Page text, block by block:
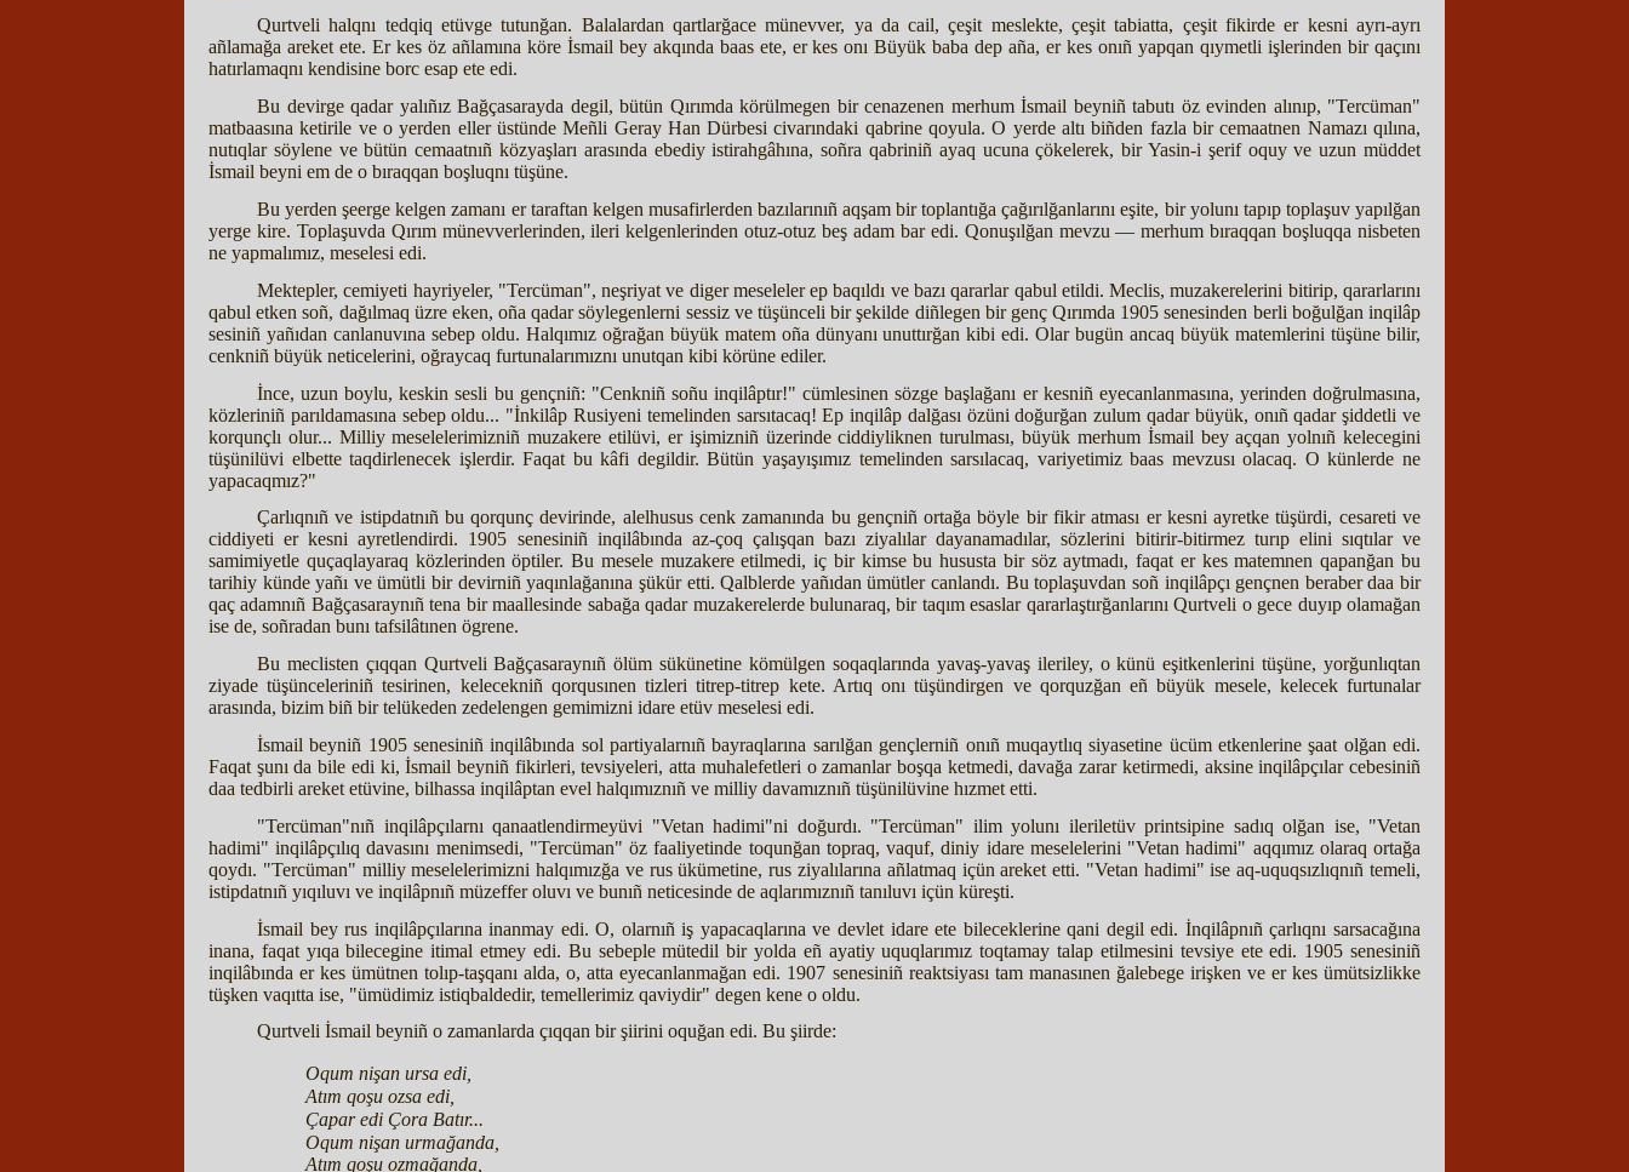
Qurtveli halqnı tedqiq etüvge tutunğan. Balalardan qartlarğace münevver, ya da cail, çeşit meslekte, çeşit tabiatta, çeşit fikirde er kesni ayrı-ayrı
añlamağa areket ete. Er kes öz añlamına köre İsmail bey akqında baas ete, er kes onı Büyük baba dep aña, er kes onıñ yapqan qıymetli işlerinden bir qaçını
hatırlamaqnı kendisine borc esap ete edi.
Bu devirge qadar yalıñız Bağçasarayda degil, bütün Qırımda körülmegen bir cenazenen merhum İsmail beyniñ tabutı öz evinden alınıp, "Tercüman"
matbaasına ketirile ve o yerden eller üstünde Meñli Geray Han Dürbesi civarındaki qabrine qoyula. O yerde altı biñden fazla bir cemaatnen Namazı qılına,
nutıqlar söylene ve bütün cemaatnıñ közyaşları arasında ebediy istirahgâhına, soñra qabriniñ ayaq ucuna çökelerek, bir Yasin-i şerif oquy ve uzun müddet
İsmail beyni em de o bıraqqan boşluqnı tüşüne.
Bu yerden şeerge kelgen zamanı er taraftan kelgen musafirlerden bazılarınıñ aqşam bir toplantığa çağırılğanlarını eşite, bir yolunı tapıp toplaşuv yapılğan
yerge kire. Toplaşuvda Qırım münevverlerinden, ileri kelgenlerinden otuz-otuz beş adam bar edi. Qonuşılğan mevzu — merhum bıraqqan boşluqqa nisbeten
ne yapmalımız, meselesi edi.
Mektepler, cemiyeti hayriyeler, "Tercüman", neşriyat ve diger meseleler ep baqıldı ve bazı qararlar qabul etildi. Meclis, muzakerelerini bitirip, qararlarını
qabul etken soñ, dağılmaq üzre eken, oña qadar söylegenlerni sessiz ve tüşünceli bir şekilde diñlegen bir genç Qırımda 1905 senesinden berli boğulğan inqilâp
sesiniñ yañıdan canlanuvına sebep oldu. Halqımız oğrağan büyük matem oña dünyanı unuttırğan kibi edi. Olar bugün ancaq büyük matemlerini tüşüne bilir,
cenkniñ büyük neticelerini, oğraycaq furtunalarımıznı unutqan kibi körüne ediler.
İnce, uzun boylu, keskin sesli bu gençniñ: "Cenkniñ soñu inqilâptır!" cümlesinen sözge başlağanı er kesniñ eyecanlanmasına, yerinden doğrulmasına,
közleriniñ parıldamasına sebep oldu... "İnkilâp Rusiyeni temelinden sarsıtacaq! Ep inqilâp dalğası özüni doğurğan zulum qadar büyük, onıñ qadar şiddetli ve
korqunçlı olur... Milliy meselelerimizniñ muzakere etilüvi, er işimizniñ üzerinde ciddiyliknen turulması, büyük merhum İsmail bey açqan yolnıñ kelecegini
tüşünilüvi elbette taqdirlenecek işlerdir. Faqat bu kâfi degildir. Bütün yaşayışımız temelinden sarsılacaq, variyetimiz baas mevzusı olacaq. O künlerde ne
yapacaqmız?"
Çarlıqnıñ ve istipdatnıñ bu qorqunç devirinde, alelhusus cenk zamanında bu gençniñ ortağa böyle bir fikir atması er kesni ayretke tüşürdi, cesareti ve
ciddiyeti er kesni ayretlendirdi. 1905 senesiniñ inqilâbında az-çoq çalışqan bazı ziyalılar dayanamadılar, sözlerini bitirir-bitirmez turıp elini sıqtılar ve
samimiyetle quçaqlayaraq közlerinden öptiler. Bu mesele muzakere etilmedi, iç bir kimse bu hususta bir söz aytmadı, faqat er kes matemnen qapanğan bu
tarihiy künde yañı ve ümütli bir devirniñ yaqınlağanına şükür etti. Qalblerde yañıdan ümütler canlandı. Bu toplaşuvdan soñ inqilâpçı gençnen beraber daa bir
qaç adamnıñ Bağçasaraynıñ tena bir maallesinde sabağa qadar muzakerelerde bulunaraq, bir taqım esaslar qararlaştırğanlarını Qurtveli o gece duyıp olamağan
ise de, soñradan bunı tafsilâtınen ögrene.
Bu meclisten çıqqan Qurtveli Bağçasaraynıñ ölüm sükünetine kömülgen soqaqlarında yavaş-yavaş ileriley, o künü eşitkenlerini tüşüne, yorğunlıqtan
ziyade tüşünceleriniñ tesirinen, kelecekniñ qorqusınen tizleri titrep-titrep kete. Artıq onı tüşündirgen ve qorquzğan eñ büyük mesele, kelecek furtunalar
arasında, bizim biñ bir telükeden zedelengen gemimizni idare etüv meselesi edi.
İsmail beyniñ 1905 senesiniñ inqilâbında sol partiyalarnıñ bayraqlarına sarılğan gençlerniñ onıñ muqaytlıq siyasetine ücüm etkenlerine şaat olğan edi.
Faqat şunı da bile edi ki, İsmail beyniñ fikirleri, tevsiyeleri, atta muhalefetleri o zamanlar boşqa ketmedi, davağa zarar ketirmedi, aksine inqilâpçılar cebesiniñ
daa tedbirli areket etüvine, bilhassa inqilâptan evel halqımıznıñ ve milliy davamıznıñ tüşünilüvine hızmet etti.
"Tercüman"nıñ inqilâpçılarnı qanaatlendirmeyüvi "Vetan hadimi"ni doğurdı. "Tercüman" ilim yolunı ileriletüv printsipine sadıq olğan ise, "Vetan
hadimi" inqilâpçılıq davasını menimsedi, "Tercüman" öz faaliyetinde toqunğan topraq, vaquf, diniy idare meselelerini "Vetan hadimi" aqqımız olaraq ortağa
qoydı. "Tercüman" milliy meselelerimizni halqımızğa ve rus ükümetine, rus ziyalılarına añlatmaq içün areket etti. "Vetan hadimi" ise aq-uquqsızlıqnıñ temeli,
istipdatnıñ yıqıluvı ve inqilâpnıñ müzeffer oluvı ve bunıñ neticesinde de aqlarımıznıñ tanıluvı içün küreşti.
İsmail bey rus inqilâpçılarına inanmay edi. O, olarnıñ iş yapacaqlarına ve devlet idare ete bileceklerine qani degil edi. İnqilâpnıñ çarlıqnı sarsacağına
inana, faqat yıqa bilecegine itimal etmey edi. Bu sebeple mütedil bir yolda eñ ayatiy uquqlarımız toqtamay talap etilmesini tevsiye ete edi. 1905 senesiniñ
inqilâbında er kes ümütnen tolıp-taşqanı alda, o, atta eyecanlanmağan edi. 1907 senesiniñ reaktsiyası tam manasınen ğalebege irişken ve er kes ümütsizlikke
tüşken vaqıtta ise, "ümüdimiz istiqbaldedir, temellerimiz qaviydir" degen kene o oldu.
Qurtveli İsmail beyniñ o zamanlarda çıqqan bir şiirini oquğan edi. Bu şiirde:
Oqum nişan ursa edi,
Atım qoşu ozsa edi,
Çapar edi Çora Batır...
Oqum nişan urmağanda,
Atım qoşu ozmağanda,